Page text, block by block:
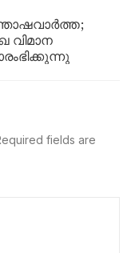
വിമാന
fields are